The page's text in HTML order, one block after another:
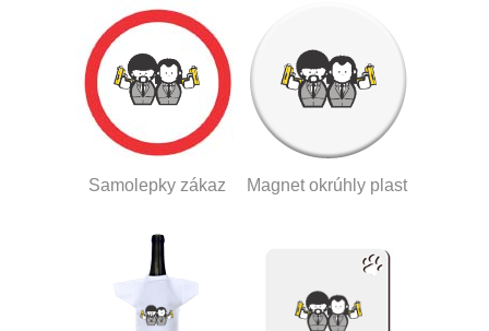
Samolepky zákaz Magnet okrúhly plast